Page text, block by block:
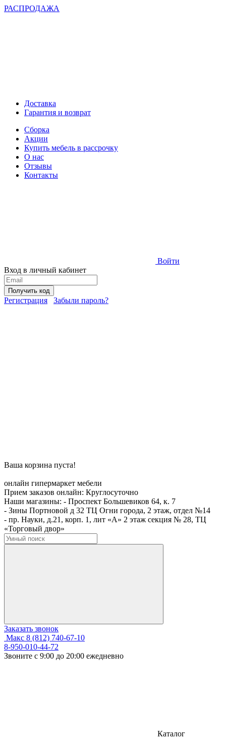
РАСПРОДАЖА
Доставка
Гарантия и возврат
Сборка
Акции
Купить мебель в рассрочку
О нас
Отзывы
Контакты
Войти
Вход в личный кабинет
Получить код
Регистрация Забыли пароль?
Ваша корзина пуста!
онлайн гипермаркет мебели
Прием заказов онлайн: Круглосуточно
Наши магазины: - Проспект Большевиков 64, к. 7
- Зины Портновой д 32 ТЦ Огни города, 2 этаж, отдел №14
- пр. Науки, д.21, корп. 1, лит «А» 2 этаж секция № 28, ТЦ
«Торговый двор»
Заказать звонок
Макс 8 (812) 740-67-10
8-950-010-44-72
Звоните с 9:00 до 20:00 ежедневно
Каталог